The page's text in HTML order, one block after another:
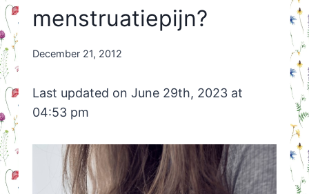
menstruatiepijn?
By
December 21, 2012
Last updated on June 29th, 2023 at
04:53 pm